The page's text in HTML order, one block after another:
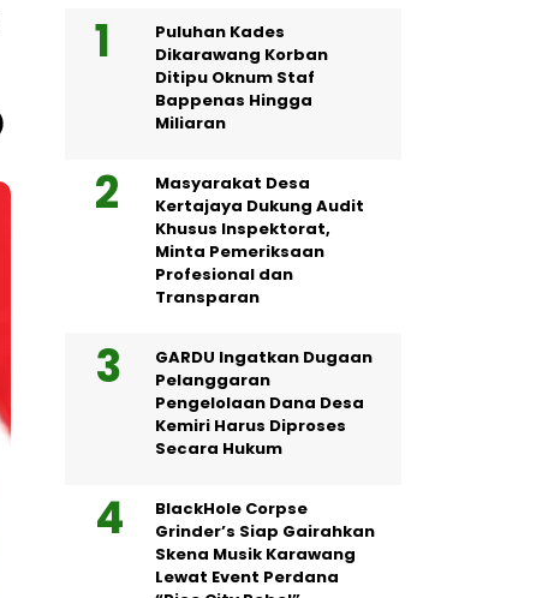
Puluhan Kades
Dikarawang Korban
Ditipu Oknum Staf
Bappenas Hingga
Miliaran
Masyarakat Desa
Kertajaya Dukung Audit
Khusus Inspektorat,
Minta Pemeriksaan
Profesional dan
Transparan
GARDU Ingatkan Dugaan
Pelanggaran
Pengelolaan Dana Desa
Kemiri Harus Diproses
Secara Hukum
BlackHole Corpse
Grinder’s Siap Gairahkan
Skena Musik Karawang
Lewat Event Perdana